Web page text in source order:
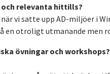
relevanta hittills?
vi satte upp AD-miljöer i
en otroligt utmanande men
övningar och